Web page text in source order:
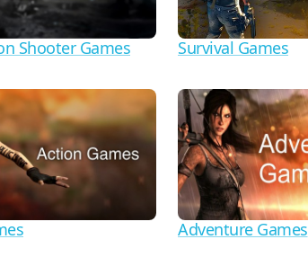
Shooter Games Survival Games
Adventure Games